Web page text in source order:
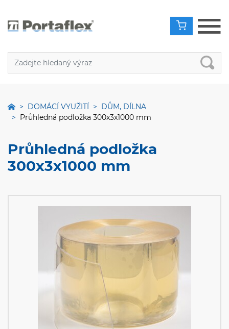
DOMÁCÍ VYUŽITÍ
DŮM, DÍLNA
Průhledná podložka 300x3x1000 mm
Průhledná podložka
300x3x1000 mm